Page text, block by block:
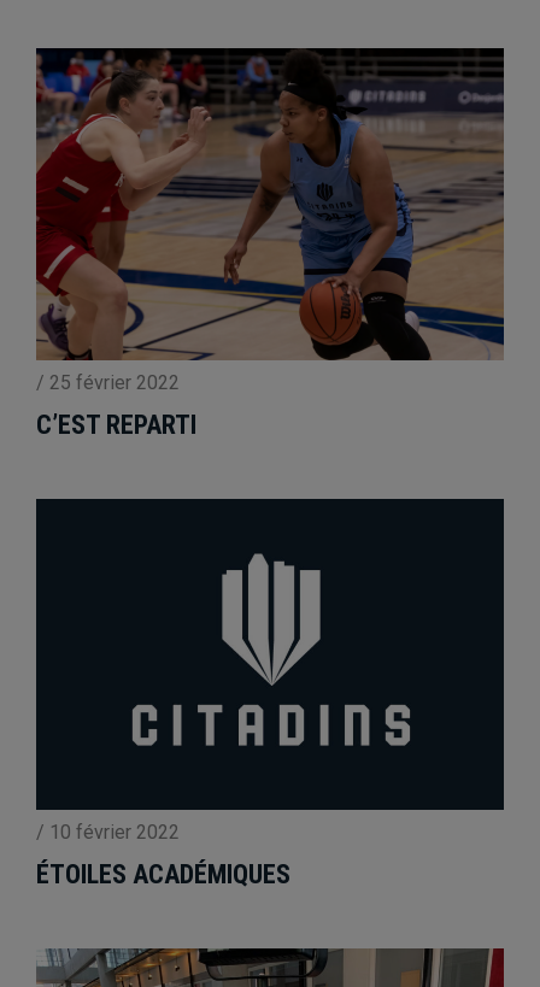
/ 25 février 2022
C’EST REPARTI
/ 10 février 2022
ÉTOILES ACADÉMIQUES